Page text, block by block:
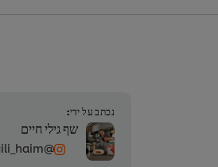
נכתב על ידי:
שף גילי חיים
@chef_gili_haim/